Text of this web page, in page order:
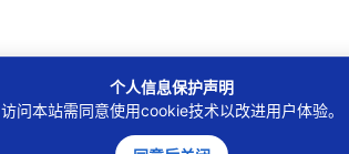
个人信息保护声明
访问本站需同意使用cookie技术以改进用户体验。